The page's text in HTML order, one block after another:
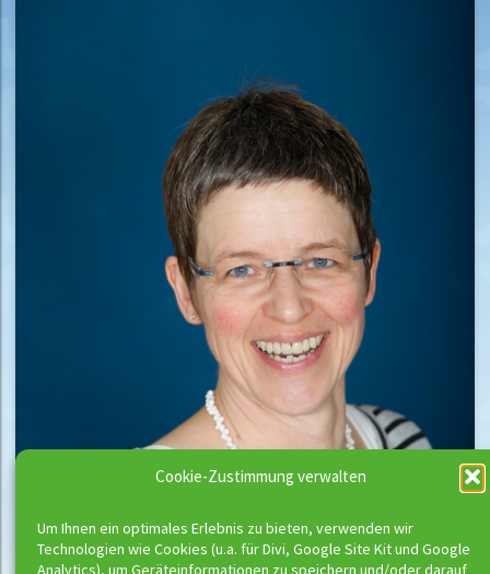
Cookie-Zustimmung verwalten
Um Ihnen ein optimales Erlebnis zu bieten, verwenden wir
Technologien wie Cookies (u.a. für Divi, Google Site Kit und Google
Analytics), um Geräteinformationen zu speichern und/oder darauf